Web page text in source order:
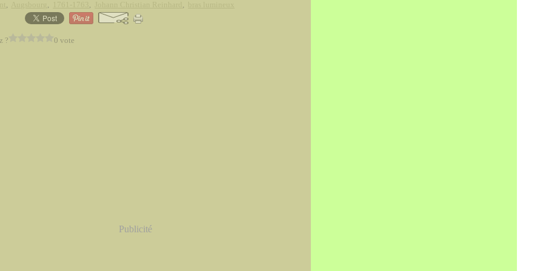
, , , ,
? 0 vote
Publicité